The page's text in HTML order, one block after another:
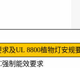
及UL 8800植物灯安规
强制能效要求